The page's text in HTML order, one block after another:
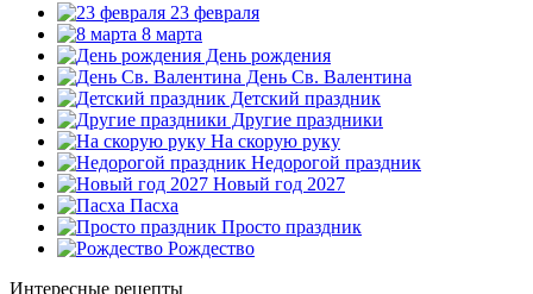
23 февраля
8 марта
День рождения
День Св. Валентина
Детский праздник
Другие праздники
На скорую руку
Недорогой праздник
Новый год 2027
Пасха
Просто праздник
Рождество
Интересные рецепты